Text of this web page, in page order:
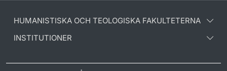
HUMANISTISKA OCH TEOLOGISKA FAKULTETERNA
INSTITUTIONER